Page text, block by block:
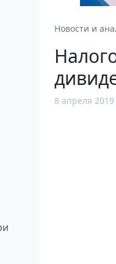
Новости и
8 апреля 2019